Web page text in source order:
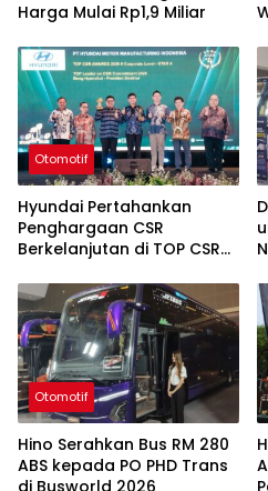
Harga Mulai Rp1,9 Miliar
Otomotif
Hyundai Pertahankan
Penghargaan CSR
Berkelanjutan di TOP CSR
Otomotif
Hino Serahkan Bus RM 280
ABS kepada PO PHD Trans